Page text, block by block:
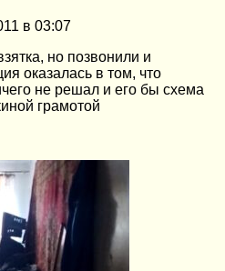
в 03:07
но позвонили и
оказалась в том, что
не решал и его бы схема
грамотой